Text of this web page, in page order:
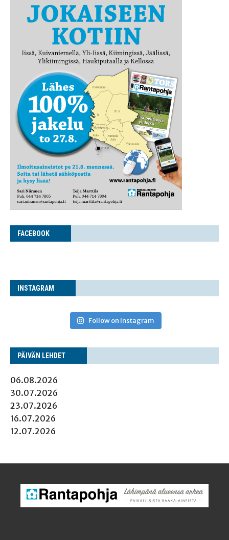
FACE­BOOK
INS­TA­GRAM
Follow on Instagram
PÄI­VÄN LEHDET
06.08.2026
30.07.2026
23.07.2026
16.07.2026
12.07.2026